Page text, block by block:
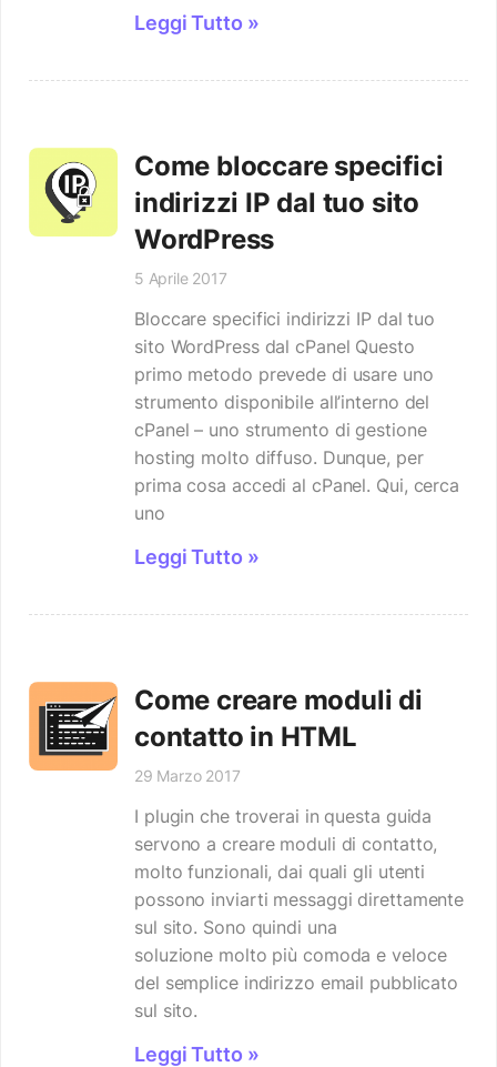
Leggi Tutto »
Come bloccare specifici
indirizzi IP dal tuo sito
WordPress
5 Aprile 2017
Bloccare specifici indirizzi IP dal tuo
sito WordPress dal cPanel Questo
primo metodo prevede di usare uno
strumento disponibile all’interno del
cPanel – uno strumento di gestione
hosting molto diffuso. Dunque, per
prima cosa accedi al cPanel. Qui, cerca
uno
Leggi Tutto »
Come creare moduli di
contatto in HTML
29 Marzo 2017
I plugin che troverai in questa guida
servono a creare moduli di contatto,
molto funzionali, dai quali gli utenti
possono inviarti messaggi direttamente
sul sito. Sono quindi una
soluzione molto più comoda e veloce
del semplice indirizzo email pubblicato
sul sito.
Leggi Tutto »